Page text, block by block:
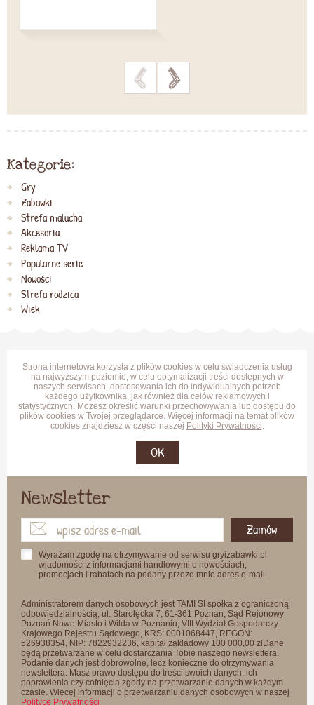
> >
Kategorie:
Gry
Zabawki
Strefa malucha
Akcesoria
Reklama TV
Popularne serie
Nowości
Strefa rodzica
Wiek
Strona internetowa korzysta z plików cookies w celu świadczenia usług
na najwyższym poziomie, w celu optymalizacji treści dostępnych w
naszych serwisach, dostosowania ich do indywidualnych potrzeb
każdego użytkownika, jak również dla celów reklamowych i
statystycznych. Możesz określić warunki przechowywania lub dostępu do
plików cookies w Twojej przeglądarce. Więcej informacji na temat plików
cookies znajdziesz w części naszej Polityki Prywatności
OK
Newsletter
Zamów
Wyrażam zgodę na otrzymywanie od serwisu gryizabawki.pl
wiadomości z informacjami handlowymi o nowościach,
promocjach i rabatach na podany przeze mnie adres e-mail
Administratorem danych osobowych jest TAMI SI spółka z ograniczoną
odpowiedzialnością, ul. Starołęcka 7, 61-361 Poznań, Sąd Rejonowy
Poznań Nowe Miasto i Wilda w Poznaniu, VIII Wydział Gospodarczy
Krajowego Rejestru Sądowego, KRS: 0001068447, REGON:
526938354, NIP: 7822932236, kapitał zakładowy 100 000,00 złDane
będą przetwarzane w celu dostarczania Tobie naszego newslettera.
Podanie danych jest dobrowolne, lecz konieczne do otrzymywania
newslettera. Masz prawo dostępu do treści swoich danych, ich
poprawienia czy cofnięcia zgody na przetwarzanie danych w każdym
czasie. Więcej informacji o przetwarzaniu danych osobowych w naszej
Polityce Prywatności